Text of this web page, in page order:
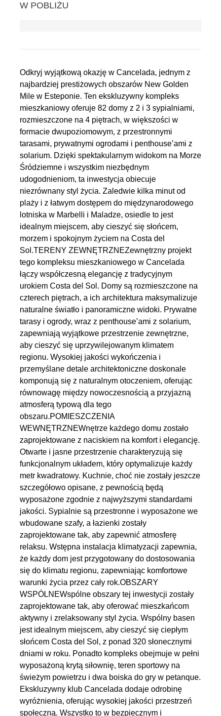
W POBLIŻU
Odkryj wyjątkową okazję w Cancelada, jednym z
najbardziej prestiżowych obszarów New Golden
Mile w Esteponie. Ten ekskluzywny kompleks
mieszkaniowy oferuje 82 domy z 2 i 3 sypialniami,
rozmieszczone na 4 piętrach, w większości w
formacie dwupoziomowym, z przestronnymi
tarasami, prywatnymi ogrodami i penthouse’ami z
solarium. Dzięki spektakularnym widokom na Morze
Śródziemne i wszystkim niezbędnym
udogodnieniom, ta inwestycja obiecuje
niezrównany styl życia. Zaledwie kilka minut od
plaży i z łatwym dostępem do międzynarodowego
lotniska w Marbelli i Maladze, osiedle to jest
idealnym miejscem, aby cieszyć się słońcem,
morzem i spokojnym życiem na Costa del
Sol.TERENY ZEWNĘTRZNEZewnętrzny projekt
tego kompleksu mieszkaniowego w Cancelada
łączy współczesną elegancję z tradycyjnym
urokiem Costa del Sol. Domy są rozmieszczone na
czterech piętrach, a ich architektura maksymalizuje
naturalne światło i panoramiczne widoki. Prywatne
tarasy i ogrody, wraz z penthouse’ami z solarium,
zapewniają wyjątkowe przestrzenie zewnętrzne,
aby cieszyć się uprzywilejowanym klimatem
regionu. Wysokiej jakości wykończenia i
przemyślane detale architektoniczne doskonale
komponują się z naturalnym otoczeniem, oferując
równowagę między nowoczesnością a przyjazną
atmosferą typową dla tego
obszaru.POMIESZCZENIA
WEWNĘTRZNEWnętrze każdego domu zostało
zaprojektowane z naciskiem na komfort i elegancję.
Otwarte i jasne przestrzenie charakteryzują się
funkcjonalnym układem, który optymalizuje każdy
metr kwadratowy. Kuchnie, choć nie zostały jeszcze
szczegółowo opisane, z pewnością będą
wyposażone zgodnie z najwyższymi standardami
jakości. Sypialnie są przestronne i wyposażone we
wbudowane szafy, a łazienki zostały
zaprojektowane tak, aby zapewnić atmosferę
relaksu. Wstępna instalacja klimatyzacji zapewnia,
że każdy dom jest przygotowany do dostosowania
się do klimatu regionu, zapewniając komfortowe
warunki życia przez cały rok.OBSZARY
WSPÓLNEWspólne obszary tej inwestycji zostały
zaprojektowane tak, aby oferować mieszkańcom
aktywny i zrelaksowany styl życia. Wspólny basen
jest idealnym miejscem, aby cieszyć się ciepłym
słońcem Costa del Sol, z ponad 320 słonecznymi
dniami w roku. Ponadto kompleks obejmuje w pełni
wyposażoną krytą siłownię, teren sportowy na
świeżym powietrzu i dwa boiska do gry w petanque.
Ekskluzywny klub Cancelada dodaje odrobinę
wyróżnienia, oferując wysokiej jakości przestrzeń
społeczną. Wszystko to w bezpiecznym i